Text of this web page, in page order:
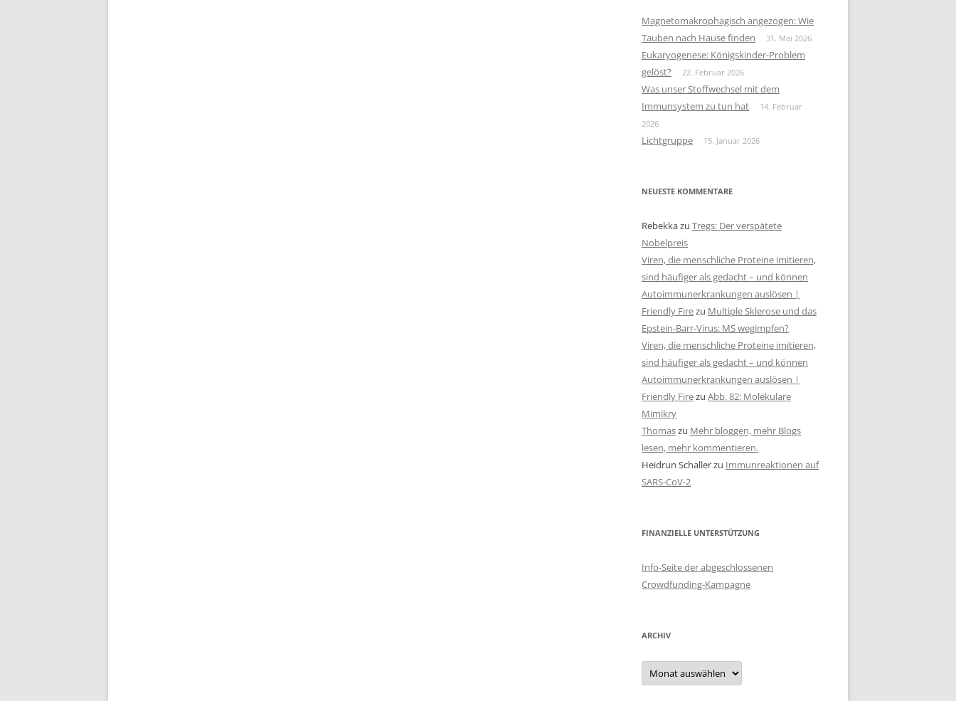
Magnetomakrophagisch angezogen: Wie
Tauben nach Hause finden
31. Mai 2026
Eukaryogenese: Königskinder-Problem
gelöst?
22. Februar 2026
Was unser Stoffwechsel mit dem
Immunsystem zu tun hat
14. Februar
2026
Lichtgruppe 15. Januar 2026
NEUESTE KOMMENTARE
Rebekkazu Tregs: Der verspätete
Nobelpreis
Viren, die menschliche Proteine imitieren,
sind häufiger als gedacht – und können
Autoimmunerkrankungen auslösen |
Friendly Firezu Multiple Sklerose und das
Epstein-Barr-Virus: MS wegimpfen?
Viren, die menschliche Proteine imitieren,
sind häufiger als gedacht – und können
Autoimmunerkrankungen auslösen |
Friendly Firezu Abb. 82: Molekulare
Mimikry
Thomaszu Mehr bloggen, mehr Blogs
lesen, mehr kommentieren.
Heidrun Schallerzu Immunreaktionen auf
SARS-CoV-2
FINANZIELLE UNTERSTÜTZUNG
Info-Seite der abgeschlossenen
Crowdfunding-Kampagne
ARCHIV
Archiv